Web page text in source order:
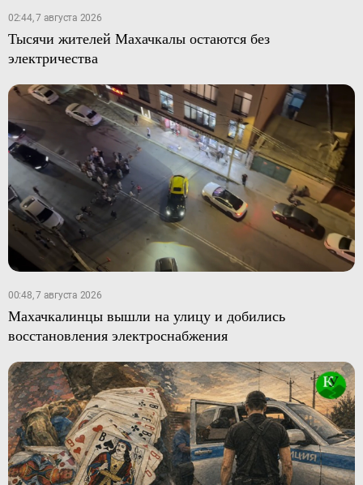
02:44, 7 августа 2026
Тысячи жителей Махачкалы остаются без
электричества
00:48, 7 августа 2026
Махачкалинцы вышли на улицу и добились
восстановления электроснабжения